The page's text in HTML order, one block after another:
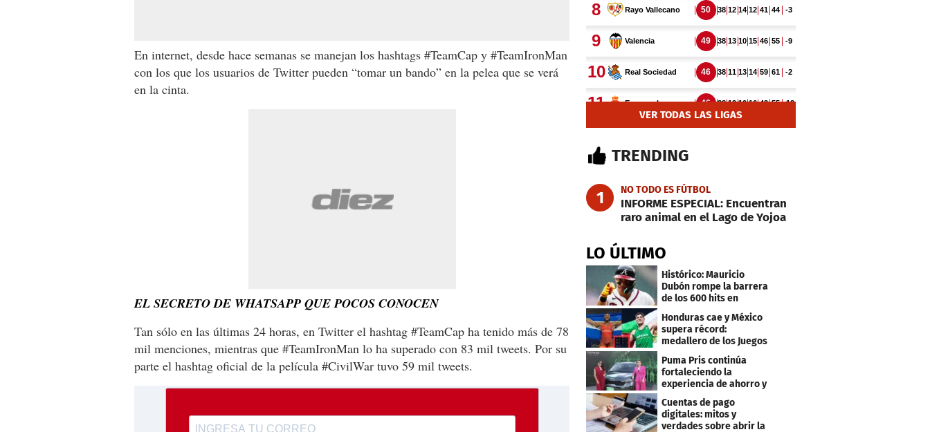
En internet, desde hace semanas se manejan los hashtags #TeamCap y #TeamIronMan
con los que los usuarios de Twitter pueden “tomar un bando” en la pelea que se verá
en la cinta.
EL SECRETO DE WHATSAPP QUE POCOS CONOCEN
Tan sólo en las últimas 24 horas, en Twitter el hashtag #TeamCap ha tenido más de 78
mil menciones, mientras que #TeamIronMan lo ha superado con 83 mil tweets. Por su
parte el hashtag oficial de la película #CivilWar tuvo 59 mil tweets.
VER TODAS LAS LIGAS
TRENDING
1 NO TODO ES FÚTBOL
INFORME ESPECIAL: Encuentran
raro animal en el Lago de Yojoa
LO ÚLTIMO
Histórico: Mauricio
Dubón rompe la barrera
de los 600 hits en
Honduras cae y México
supera récord:
medallero de los Juegos
Centroamericanos
Puma Pris continúa
fortaleciendo la
experiencia de ahorro y
beneficios para sus
clientes
Cuentas de pago
digitales: mitos y
verdades sobre abrir la